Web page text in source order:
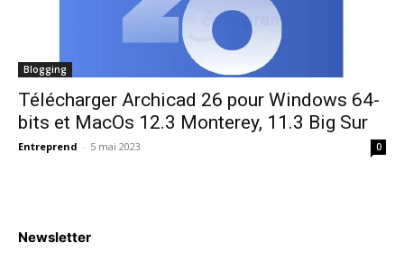
Blogging
Télécharger Archicad 26 pour Windows 64-
bits et MacOs 12.3 Monterey, 11.3 Big Sur
Entreprend - 5 mai 2023 0
Newsletter